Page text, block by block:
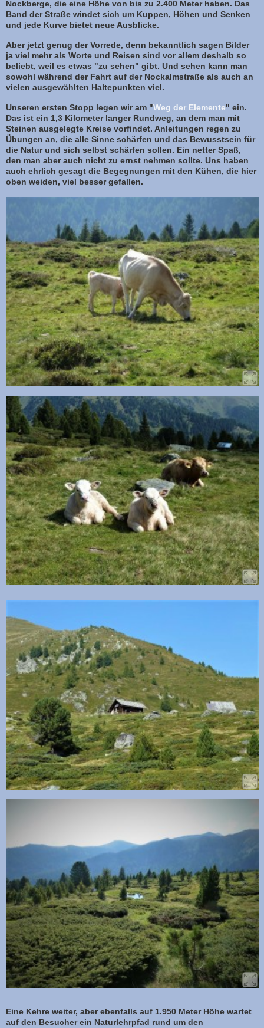
Nockberge, die eine Höhe von bis zu 2.400 Meter haben. Das
Band der Straße windet sich um Kuppen, Höhen und Senken
und jede Kurve bietet neue Ausblicke.
Aber jetzt genug der Vorrede, denn bekanntlich sagen Bilder
ja viel mehr als Worte und Reisen sind vor allem deshalb so
beliebt, weil es etwas "zu sehen" gibt. Und sehen kann man
sowohl während der Fahrt auf der Nockalmstraße als auch an
vielen ausgewählten Haltepunkten viel.
Unseren ersten Stopp legen wir am "Weg der Elemente" ein.
Das ist ein 1,3 Kilometer langer Rundweg, an dem man mit
Steinen ausgelegte Kreise vorfindet. Anleitungen regen zu
Übungen an, die alle Sinne schärfen und das Bewusstsein für
die Natur und sich selbst schärfen sollen. Ein netter Spaß,
den man aber auch nicht zu ernst nehmen sollte. Uns haben
auch ehrlich gesagt die Begegnungen mit den Kühen, die hier
oben weiden, viel besser gefallen.
Eine Kehre weiter, aber ebenfalls auf 1.950 Meter Höhe wartet
auf den Besucher ein Naturlehrpfad rund um den